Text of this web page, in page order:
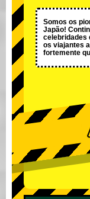
Somos os
Japão!
celebridades
os viajantes
fortemente